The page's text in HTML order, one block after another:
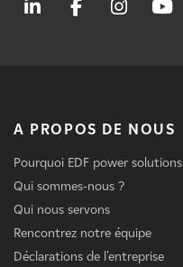
A PROPOS DE NOUS
Pourquoi EDF power
Qui sommes-nous ?
Qui nous servons
Rencontrez notre équipe
Déclarations de l'entreprise